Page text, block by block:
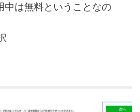
中は無料ということなの